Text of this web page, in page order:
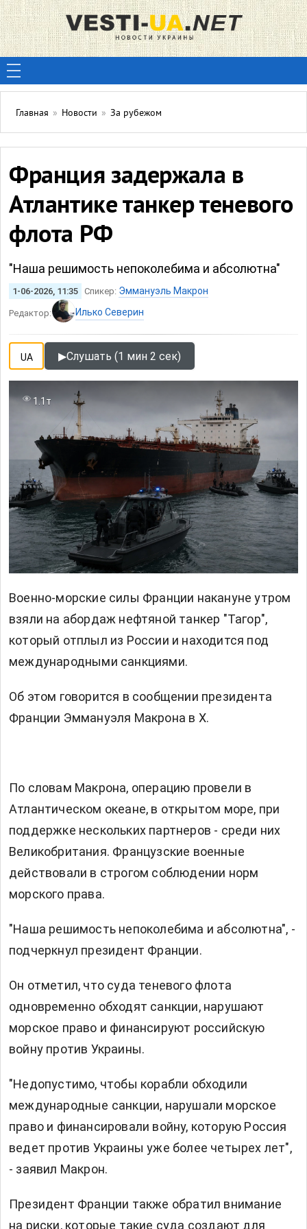
Главная » Новости » За рубежом
Франция задержала в
Атлантике танкер теневого
флота РФ
"Наша решимость непоколебима и абсолютна"
1-06-2026, 11:35 Спикер: Эммануэль Макрон
Редактор: Илько Северин
UA ▶Слушать (1 мин 2 сек)
1.1т
Военно-морские силы Франции накануне утром
взяли на абордаж нефтяной танкер "Тагор",
который отплыл из России и находится под
международными санкциями.
Об этом говорится в сообщении президента
Франции Эммануэля Макрона в X.
По словам Макрона, операцию провели в
Атлантическом океане, в открытом море, при
поддержке нескольких партнеров - среди них
Великобритания. Французские военные
действовали в строгом соблюдении норм
морского права.
"Наша решимость непоколебима и абсолютна", -
подчеркнул президент Франции.
Он отметил, что суда теневого флота
одновременно обходят санкции, нарушают
морское право и финансируют российскую
войну против Украины.
"Недопустимо, чтобы корабли обходили
международные санкции, нарушали морское
право и финансировали войну, которую Россия
ведет против Украины уже более четырех лет",
- заявил Макрон.
Президент Франции также обратил внимание
на риски, которые такие суда создают для